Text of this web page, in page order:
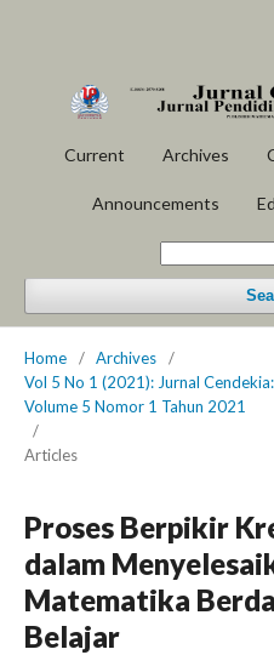
Current Archives
Announcements
Home / Archives
/
Vol 5 No 1 (2021): Jurnal
Volume 5 Nomor 1 Tahun 2021
/
Articles
Proses Berpikir
dalam
Matematika
Belajar